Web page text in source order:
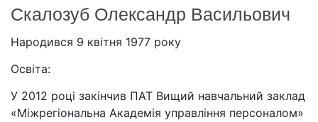
Скалозуб Олександр Васильович
Народився 9 квітня 1977 року
Освіта:
У 2012 році закінчив ПАТ Вищий навчальний заклад
«Міжрегіональна Академія управління персоналом»